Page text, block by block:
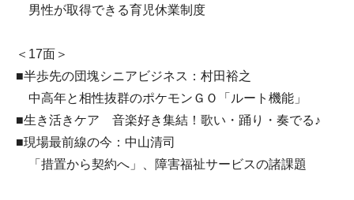
男性が取得できる育児休業制度
＜17面＞
■半歩先の団塊シニアビジネス：村田裕之
中高年と相性抜群のポケモンＧＯ「ルート機能」
■生き活きケア 音楽好き集結！歌い・踊り・奏でる♪
■現場最前線の今：中山清司
「措置から契約へ」、障害福祉サービスの諸課題